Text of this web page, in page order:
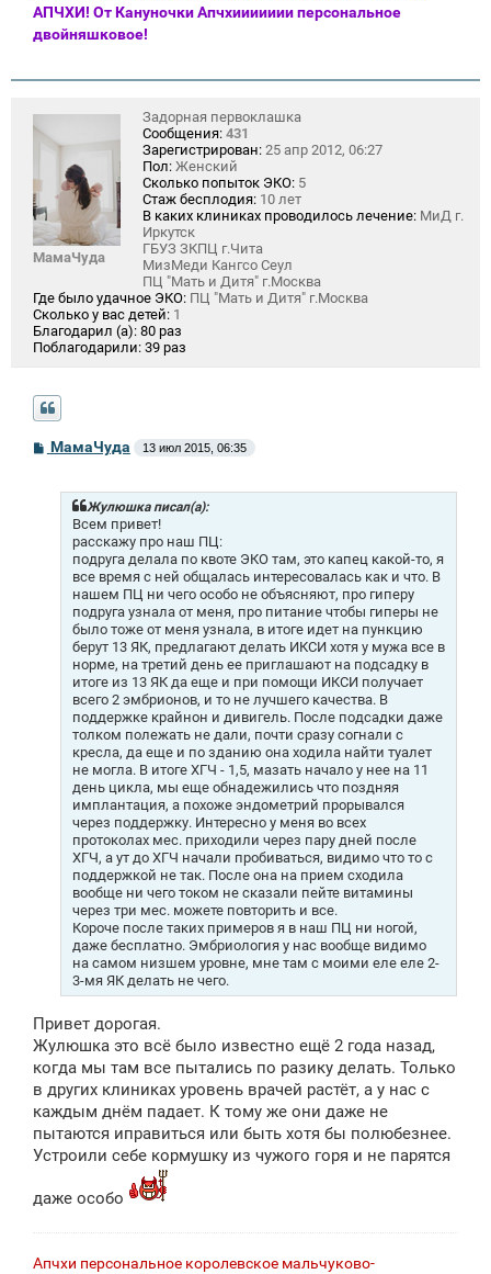
АПЧХИ! От Кануночки Апчхиииииии персональное
двойняшковое!
МамаЧуда
Задорная первоклашка
Сообщения: 431
Зарегистрирован: 25 апр 2012, 06:27
Пол: Женский
Сколько попыток ЭКО: 5
Стаж бесплодия: 10 лет
В каких клиниках проводилось лечение: МиД г.
Иркутск
ГБУЗ ЗКПЦ г.Чита
МизМеди Кангсо Сеул
ПЦ "Мать и Дитя" г.Москва
Где было удачное ЭКО: ПЦ "Мать и Дитя" г.Москва
Сколько у вас детей: 1
Благодарил (а): 80 раз
Поблагодарили: 39 раз
С
о
МамаЧуда 13 июл 2015, 06:35
Жулюшка писал(а):
Всем привет!
расскажу про наш ПЦ:
подруга делала по квоте ЭКО там, это капец какой-то, я
все время с ней общалась интересовалась как и что. В
нашем ПЦ ни чего особо не объясняют, про гиперу
подруга узнала от меня, про питание чтобы гиперы не
было тоже от меня узнала, в итоге идет на пункцию
берут 13 ЯК, предлагают делать ИКСИ хотя у мужа все в
норме, на третий день ее приглашают на подсадку в
итоге из 13 ЯК да еще и при помощи ИКСИ получает
всего 2 эмбрионов, и то не лучшего качества. В
поддержке крайнон и дивигель. После подсадки даже
толком полежать не дали, почти сразу согнали с
кресла, да еще и по зданию она ходила найти туалет
не могла. В итоге ХГЧ - 1,5, мазать начало у нее на 11
день цикла, мы еще обнадежились что поздняя
имплантация, а похоже эндометрий прорывался
через поддержку. Интересно у меня во всех
протоколах мес. приходили через пару дней после
ХГЧ, а ут до ХГЧ начали пробиваться, видимо что то с
поддержкой не так. После она на прием сходила
вообще ни чего током не сказали пейте витамины
через три мес. можете повторить и все.
Короче после таких примеров я в наш ПЦ ни ногой,
даже бесплатно. Эмбриология у нас вообще видимо
на самом низшем уровне, мне там с моими еле еле 2-
3-мя ЯК делать не чего.
Привет дорогая.
Жулюшка это всё было известно ещё 2 года назад,
когда мы там все пытались по разику делать. Только
в других клиниках уровень врачей растёт, а у нас с
каждым днём падает. К тому же они даже не
пытаются иправиться или быть хотя бы полюбезнее.
Устроили себе кормушку из чужого горя и не парятся
даже особо
Апчхи персональное королевское мальчуково-